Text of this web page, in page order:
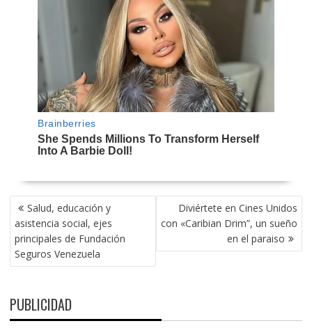
NAVEGACIÓN
DE
ENTRADAS
Salud, educación y
asistencia social, ejes
principales de Fundación
Seguros Venezuela
Diviértete en Cines Unidos
con «Caribian Drim”, un sueño
en el paraiso
PUBLICIDAD